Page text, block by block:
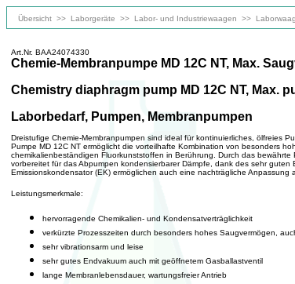
Übersicht >> Laborgeräte >> Labor- und Industriewaagen >>
Art.Nr. BAA24074330
Chemie-Membranpumpe MD 12C NT, Max.
Chemistry diaphragm pump MD 12C NT, Max.
Laborbedarf, Pumpen, Membranpumpen
Dreistufige Chemie-Membranpumpen sind ideal für kontinuierliches, ölfreies
Pumpe MD 12C NT ermöglicht die vorteilhafte Kombination von besonders
chemikalienbeständigen Fluorkunststoffen in Berührung. Durch das
vorbereitet für das Abpumpen kondensierbarer Dämpfe, dank des sehr
Emissionskondensator (EK) ermöglichen auch eine nachträgliche Anpassung
Leistungsmerkmale:
hervorragende Chemikalien- und Kondensatverträglichkeit
verkürzte Prozesszeiten durch besonders hohes Saugvermögen,
sehr vibrationsarm und leise
sehr gutes Endvakuum auch mit geöffnetem Gasballastventil
lange Membranlebensdauer, wartungsfreier Antrieb